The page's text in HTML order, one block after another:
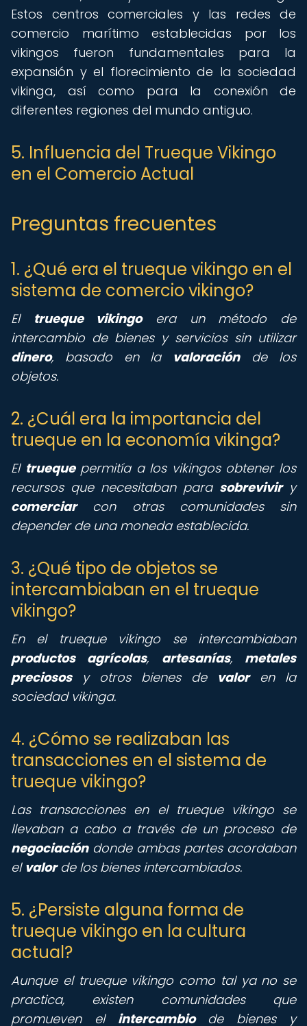
Estos centros comerciales y las redes de
comercio marítimo establecidas por los
vikingos fueron fundamentales para la
expansión y el florecimiento de la sociedad
vikinga, así como para la conexión de
diferentes regiones del mundo antiguo.
5. Influencia del Trueque Vikingo
en el Comercio Actual
Preguntas frecuentes
1. ¿Qué era el trueque vikingo en el
sistema de comercio vikingo?
El trueque vikingoera un método de
intercambio de bienes y servicios sin utilizar
dinero, basado en la valoraciónde los
objetos.
2. ¿Cuál era la importancia del
trueque en la economía vikinga?
El truequepermitía a los vikingos obtener los
recursos que necesitaban para sobreviviry
comerciarcon otras comunidades sin
depender de una moneda establecida.
3. ¿Qué tipo de objetos se
intercambiaban en el trueque
vikingo?
En el trueque vikingo se intercambiaban
productos agrícolas, artesanías, metales
preciososy otros bienes de valoren la
sociedad vikinga.
4. ¿Cómo se realizaban las
transacciones en el sistema de
trueque vikingo?
Las transacciones en el trueque vikingo se
llevaban a cabo a través de un proceso de
negociacióndonde ambas partes acordaban
el valorde los bienes intercambiados.
5. ¿Persiste alguna forma de
trueque vikingo en la cultura
actual?
Aunque el trueque vikingo como tal ya no se
practica, existen comunidades que
promueven el intercambiode bienes y